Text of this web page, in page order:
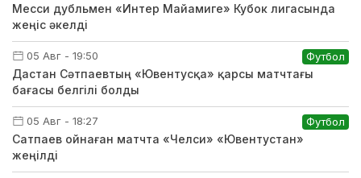
Месси дубльмен «Интер Майамиге» Кубок лигасында
жеңіс әкелді
05 Авг - 19:50 Футбол
Дастан Сәтпаевтың «Ювентусқа» қарсы матчтағы
бағасы белгілі болды
05 Авг - 18:27 Футбол
Сатпаев ойнаған матчта «Челси» «Ювентустан»
жеңілді